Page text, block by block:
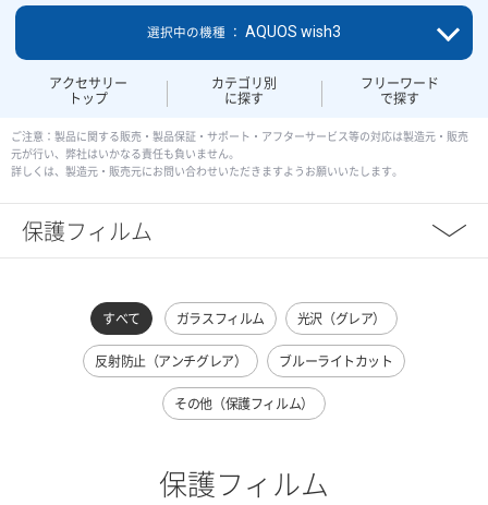
アクセサリー
トップ
カテゴリ別
に探す
フリーワード
で探す
選択中の機種 ： AQUOS wish3
ご注意：製品に関する販売・製品保証・サポート・アフターサービス等の対応は製造元・販売
元が行い、弊社はいかなる責任も負いません。
詳しくは、製造元・販売元にお問い合わせいただきますようお願いいたします。
保護フィルム
すべて ガラスフィルム 光沢（グレア）
反射防止（アンチグレア） ブルーライトカット
その他（保護フィルム）
保護フィルム